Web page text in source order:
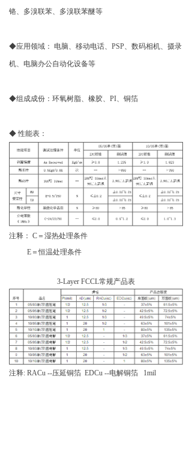
铬、多溴联苯、多溴联苯醚等
◆应用领域： 电脑、移动电话、PSP、数码相机、摄录
机、电脑办公自动化设备等
◆组成成份：环氧树脂、橡胶、PI、铜箔
◆ 性能表：
注释： C＝湿热处理条件
E＝恒温处理条件
3-Layer FCCL常规产品表
注释: RACu --压延铜箔 EDCu --电解铜箔 1mil